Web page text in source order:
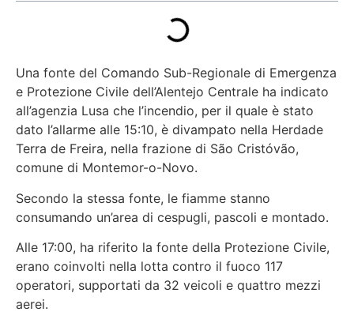
Una fonte del Comando Sub-Regionale di Emergenza
e Protezione Civile dell’Alentejo Centrale ha indicato
all’agenzia Lusa che l’incendio, per il quale è stato
dato l’allarme alle 15:10, è divampato nella Herdade
Terra de Freira, nella frazione di São Cristóvão,
comune di Montemor-o-Novo.
Secondo la stessa fonte, le fiamme stanno
consumando un’area di cespugli, pascoli e montado.
Alle 17:00, ha riferito la fonte della Protezione Civile,
erano coinvolti nella lotta contro il fuoco 117
operatori, supportati da 32 veicoli e quattro mezzi
aerei.